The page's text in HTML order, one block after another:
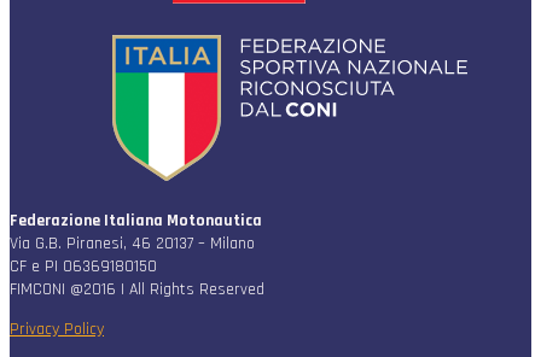
Federazione Italiana Motonautica
Via G.B. Piranesi, 46 20137 – Milano
CF e PI 06369180150
FIMCONI @2016 | All Rights Reserved
Privacy Policy